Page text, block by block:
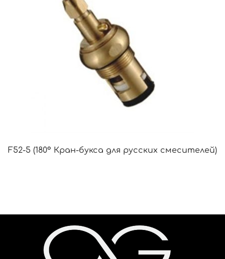
F52-5 (180° Кран-букса для русских смесителей)